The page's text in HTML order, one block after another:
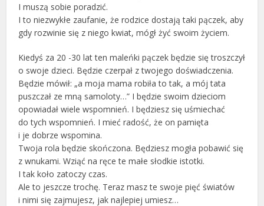
I muszą sobie poradzić.
I to niezwykłe zaufanie, że rodzice dostają taki pączek, aby
gdy rozwinie się z niego kwiat, mógł żyć swoim życiem.
Kiedyś za 20 -30 lat ten maleńki pączek będzie się troszczył
o swoje dzieci. Będzie czerpał z twojego doświadczenia.
Będzie mówił: „a moja mama robiła to tak, a mój tata
puszczał ze mną samoloty…” I będzie swoim dzieciom
opowiadał wiele wspomnień. I będziesz się uśmiechać
do tych wspomnień. I mieć radość, że on pamięta
i je dobrze wspomina.
Twoja rola będzie skończona. Będziesz mogła pobawić się
z wnukami. Wziąć na ręce te małe słodkie istotki.
I tak koło zatoczy czas.
Ale to jeszcze trochę. Teraz masz te swoje pięć światów
i nimi się zajmujesz, jak najlepiej umiesz…